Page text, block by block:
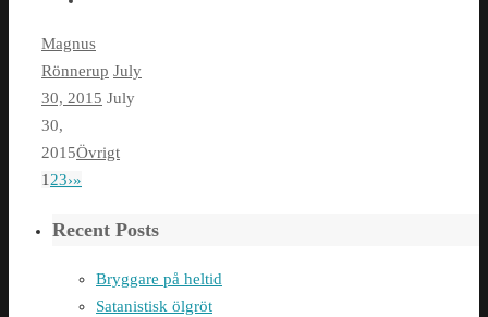
Magnus
Rönnerup July
30, 2015 July
30,
2015Övrigt
123›»
Recent Posts
Bryggare på heltid
Satanistisk ölgröt